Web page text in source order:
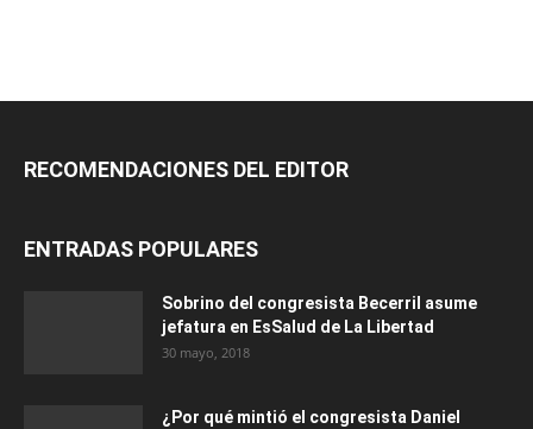
RECOMENDACIONES DEL EDITOR
ENTRADAS POPULARES
Sobrino del congresista Becerril asume
jefatura en EsSalud de La Libertad
30 mayo, 2018
¿Por qué mintió el congresista Daniel